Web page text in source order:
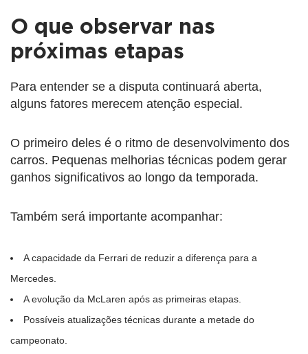
O que observar nas
próximas etapas
Para entender se a disputa continuará aberta,
alguns fatores merecem atenção especial.
O primeiro deles é o ritmo de desenvolvimento dos
carros. Pequenas melhorias técnicas podem gerar
ganhos significativos ao longo da temporada.
Também será importante acompanhar:
A capacidade da Ferrari de reduzir a diferença para a
Mercedes.
A evolução da McLaren após as primeiras etapas.
Possíveis atualizações técnicas durante a metade do
campeonato.